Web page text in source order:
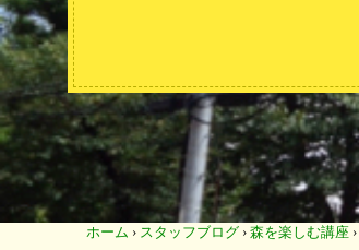
ホーム › スタッフブログ › 森を楽しむ講座 ›